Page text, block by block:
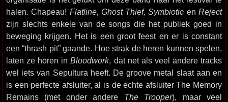
halen. Chapeau! Flatline, Ghost Thief, Symbiotic enReject
zijn slechts enkele van de songs die het publiek goed in
beweging krijgen. Het is een groot feest en er is constant
een “thrash pit” gaande. Hoe strak de heren kunnen spelen,
laten ze horen inBloodwork, dat net als veel andere tracks
wel iets van Sepultura heeft. De groove metal slaat aan en
is een perfecte afsluiter, al is de echte afsluiter The Memory
Remains (met onder andere The Trooper), maar veel